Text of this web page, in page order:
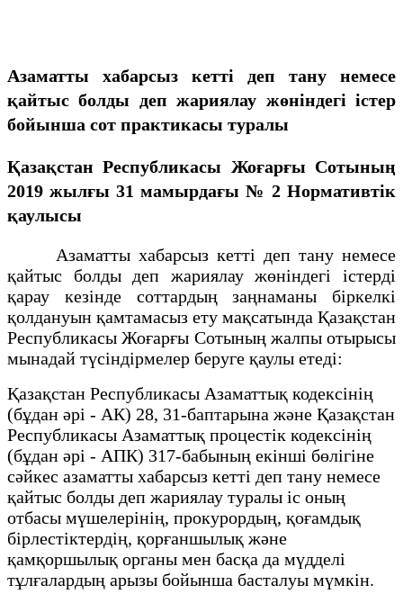
Азаматты хабарсыз кетті деп тану немесе
қайтыс болды деп жариялау жөніндегі істер
бойынша сот практикасы туралы
Қазақстан Республикасы Жоғарғы Сотының
2019 жылғы 31 мамырдағы № 2 Нормативтік
қаулысы
Азаматты хабарсыз кетті деп тану немесе
қайтыс болды деп жариялау жөніндегі істерді
қарау кезінде соттардың заңнаманы біркелкі
қолдануын қамтамасыз ету мақсатында Қазақстан
Республикасы Жоғарғы Сотының жалпы отырысы
мынадай түсіндірмелер беруге қаулы етеді:
Қазақстан Республикасы Азаматтық кодексінің
(бұдан әрі - АК) 28, 31-баптарына және Қазақстан
Республикасы Азаматтық процестік кодексінің
(бұдан әрі - АПК) 317-бабының екінші бөлігіне
сәйкес азаматты хабарсыз кетті деп тану немесе
қайтыс болды деп жариялау туралы іс оның
отбасы мүшелерінің, прокурордың, қоғамдық
бірлестіктердің, қорғаншылық және
қамқоршылық органы мен басқа да мүдделі
тұлғалардың арызы бойынша басталуы мүмкін.